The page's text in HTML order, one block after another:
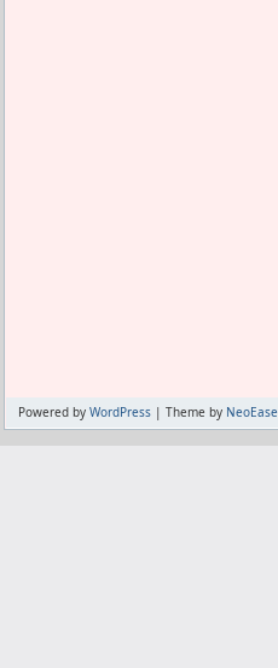
Powered by WordPress | Theme by NeoEase